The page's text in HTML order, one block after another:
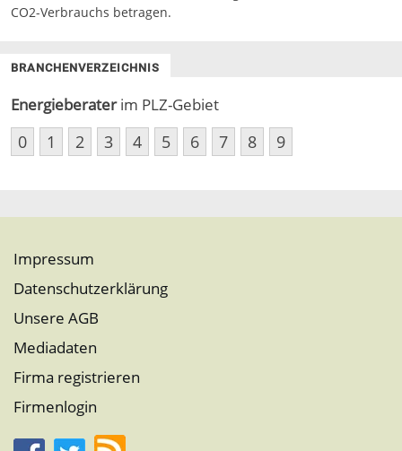
CO2-Verbrauchs betragen.
BRANCHENVERZEICHNIS
Energieberaterim PLZ-Gebiet
0 1 2 3 4 5 6 7 8 9
Impressum
Datenschutzerklärung
Unsere AGB
Mediadaten
Firma registrieren
Firmenlogin